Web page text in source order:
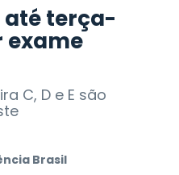
até terça-
exame
C, D e E são
Brasil